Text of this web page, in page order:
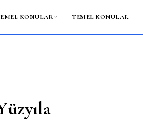
KONULAR TEMEL KONULAR